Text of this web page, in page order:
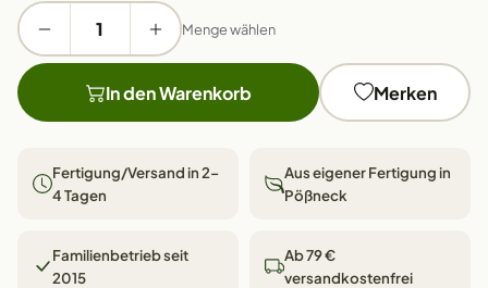
Menge wählen
In den Warenkorb Merken
Fertigung/Versand in 2–
4 Tagen
Aus eigener Fertigung in
Pößneck
Familienbetrieb seit
2015
Ab 79 €
versandkostenfrei